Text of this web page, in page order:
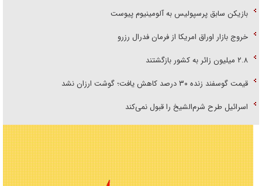
بازیکن سابق پرسپولیس به آلومینیوم پیوست
خروج بازار اوراق امریکا از فرمان فدرال رزرو
۲.۸ میلیون زائر به کشور بازگشتند
قیمت گوسفند زنده ۳۰ درصد کاهش یافت؛ گوشت ارزان نشد
اسرائیل طرح شرم‌الشیخ را قبول نمی‌کند